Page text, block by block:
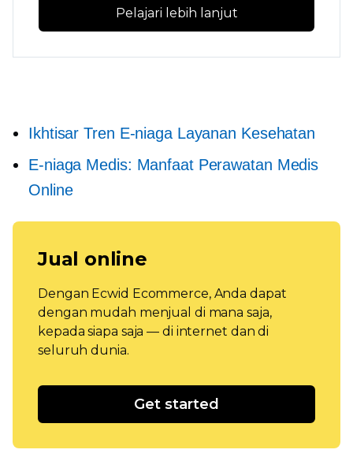
Pelajari lebih lanjut
Ikhtisar Tren E-niaga Layanan Kesehatan
E-niaga Medis: Manfaat Perawatan Medis
Online
Jual online
Dengan Ecwid Ecommerce, Anda dapat
dengan mudah menjual di mana saja,
kepada siapa saja — di internet dan di
seluruh dunia.
Get started